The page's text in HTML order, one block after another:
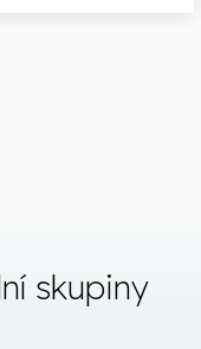
skupiny